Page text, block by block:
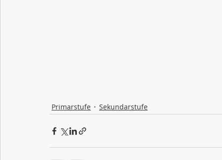
Primarstufe Sekundarstufe